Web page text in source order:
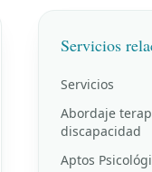
Servicios
Servicios
Abordaje
discapacidad
Aptos